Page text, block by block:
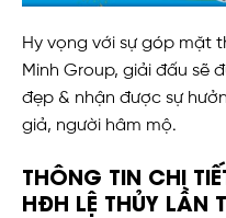
Hy vọng với sự góp mặt
Minh Group, giải đấu sẽ
đẹp & nhận được sự
giả, người hâm mộ.
THÔNG TIN CHI
HĐH LỆ THỦY LẦN